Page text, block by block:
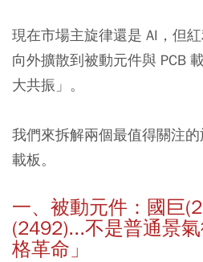
現在市場主旋律還是 AI，但
向外擴散到被動元件與 PCB
大共振」。
我們來拆解兩個最值得關注
載板。
一、被動元件：國巨
(2492)...不是普通景
格革命」